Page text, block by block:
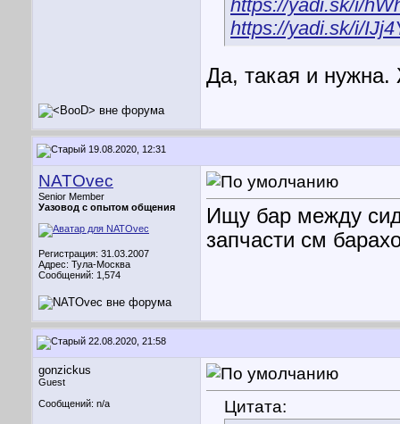
https://yadi.sk/i/
https://yadi.sk/i/
Да, такая и
19.08.2020, 12:31
NATOvec
Senior Member
Уазовод с опытом общения
Регистрация: 31.03.2007
Адрес: Тула-Москва
Сообщений: 1,574
Ищу бар между
запчасти см
22.08.2020, 21:58
gonzickus
Guest
Сообщений: n/a
Цитата: